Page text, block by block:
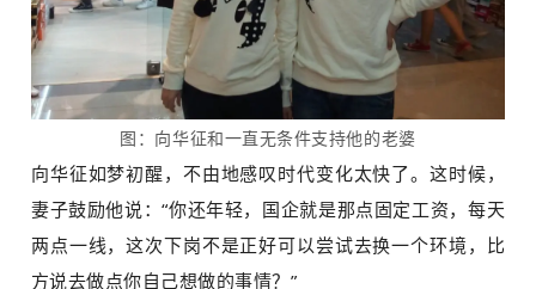
图：向华征和一直无条件支持他的老婆
向华征如梦初醒，不由地感叹时代变化太快了。这时候，
妻子鼓励他说：“你还年轻，国企就是那点固定工资，每天
两点一线，这次下岗不是正好可以尝试去换一个环境，比
方说去做点你自己想做的事情？”